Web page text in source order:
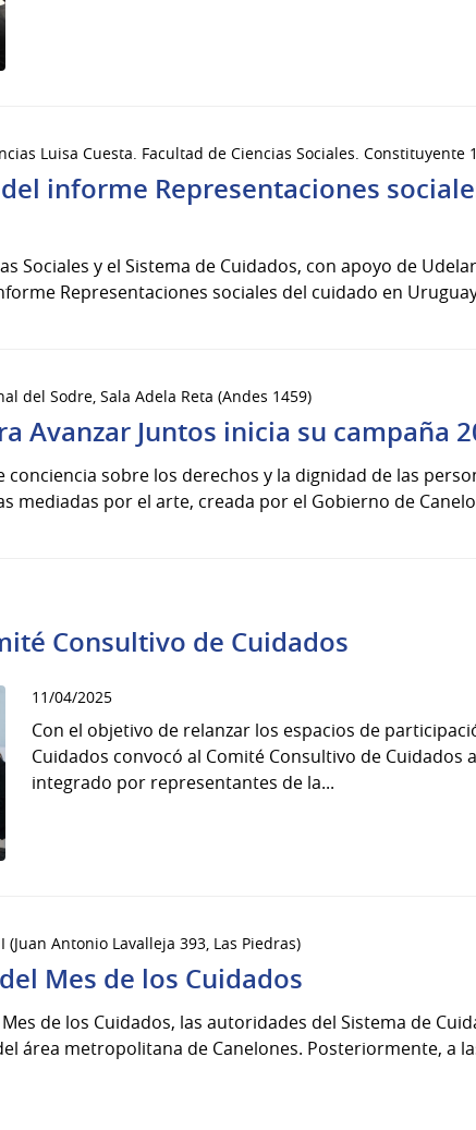
Luisa Cuesta. Facultad de Ciencias Sociales. Constituyente
informe Representaciones
Sociales y el Sistema de Cuidados, con apoyo de
Representaciones sociales del cuidado en
del Sodre, Sala Adela Reta (Andes 1459)
Avanzar Juntos inicia su campaña
conciencia sobre los derechos y la dignidad de las
mediadas por el arte, creada por el Gobierno de
Consultivo de Cuidados
11/04/2025
Con el objetivo de relanzar los espacios de
Cuidados convocó al Comité Consultivo de Cuidados
integrado por representantes de la...
(Juan Antonio Lavalleja 393, Las Piedras)
Mes de los Cuidados
de los Cuidados, las autoridades del Sistema de
área metropolitana de Canelones. Posteriormente, a